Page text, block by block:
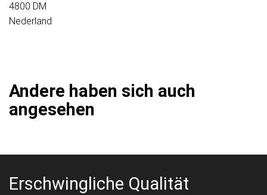
4800 DM
Nederland
Andere haben sich auch
angesehen
Erschwingliche Qualität